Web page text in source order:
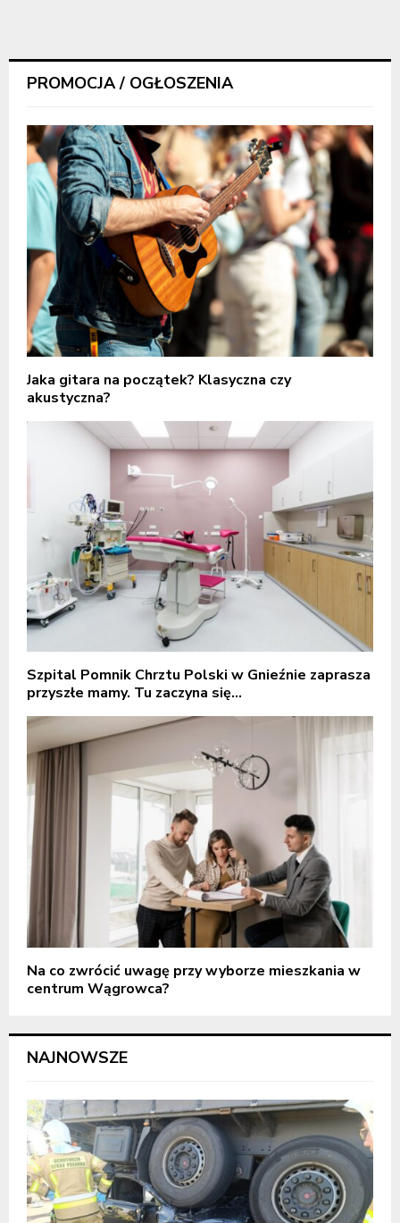
PROMOCJA / OGŁOSZENIA
Jaka gitara na początek? Klasyczna czy
akustyczna?
Szpital Pomnik Chrztu Polski w Gnieźnie zaprasza
przyszłe mamy. Tu zaczyna się...
Na co zwrócić uwagę przy wyborze mieszkania w
centrum Wągrowca?
NAJNOWSZE